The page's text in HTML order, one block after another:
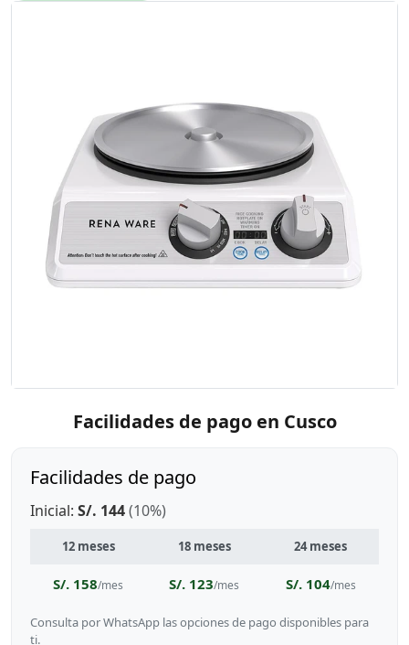
Facilidades de pago en Cusco
Facilidades de pago
Inicial: S/. 144(10%)
12 meses 18 meses 24 meses
S/. 158/mes S/. 123/mes S/. 104/mes
Consulta por WhatsApp las opciones de pago disponibles para
ti.